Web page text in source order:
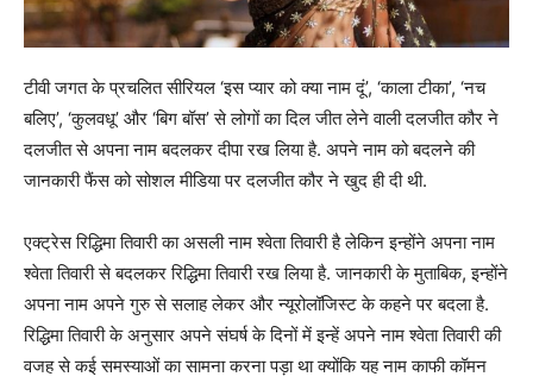
टीवी जगत के प्रचलित सीरियल ‘इस प्यार को क्या नाम दूं’, ‘काला टीका’, ‘नच
बलिए’, ‘कुलवधू’ और ‘बिग बॉस’ से लोगों का दिल जीत लेने वाली दलजीत कौर ने
दलजीत से अपना नाम बदलकर दीपा रख लिया है. अपने नाम को बदलने की
जानकारी फैंस को सोशल मीडिया पर दलजीत कौर ने खुद ही दी थी.
एक्ट्रेस रिद्धिमा तिवारी का असली नाम श्वेता तिवारी है लेकिन इन्होंने अपना नाम
श्वेता तिवारी से बदलकर रिद्धिमा तिवारी रख लिया है. जानकारी के मुताबिक, इन्होंने
अपना नाम अपने गुरु से सलाह लेकर और न्यूरोलॉजिस्ट के कहने पर बदला है.
रिद्धिमा तिवारी के अनुसार अपने संघर्ष के दिनों में इन्हें अपने नाम श्वेता तिवारी की
वजह से कई समस्याओं का सामना करना पड़ा था क्योंकि यह नाम काफी कॉमन